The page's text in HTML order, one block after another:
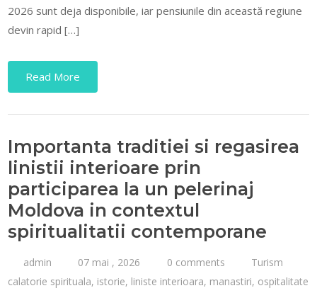
2026 sunt deja disponibile, iar pensiunile din această regiune
devin rapid […]
Read More
Importanta traditiei si regasirea
linistii interioare prin
participarea la un pelerinaj
Moldova in contextul
spiritualitatii contemporane
admin 07 mai , 2026 0 comments
Turism
calatorie spirituala, istorie, liniste interioara, manastiri, ospitalitate